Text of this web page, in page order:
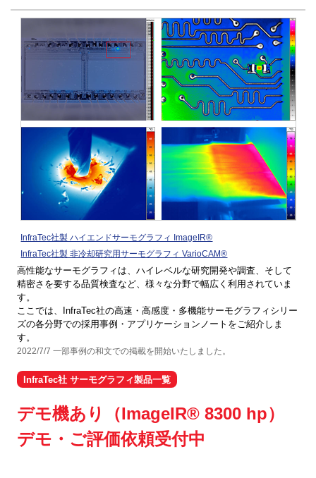
InfraTec社製 ハイエンドサーモグラフィ ImageIR®
InfraTec社製 非冷却研究用サーモグラフィ VarioCAM®
高性能なサーモグラフィは、ハイレベルな研究開発や調査、そして
精密さを要する品質検査など、様々な分野で幅広く利用されていま
す。
ここでは、InfraTec社の高速・高感度・多機能サーモグラフィシリー
ズの各分野での採用事例・アプリケーションノートをご紹介しま
す。
2022/7/7 一部事例の和文での掲載を開始いたしました。
InfraTec社 サーモグラフィ製品一覧
デモ機あり（ImageIR® 8300 hp）
デモ・ご評価依頼受付中